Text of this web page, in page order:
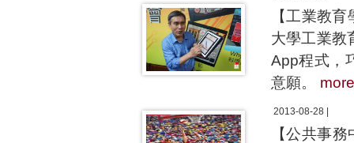
【工業教
大學工業教
App程式，
意願。 more
2013-08-28 |
【公共事